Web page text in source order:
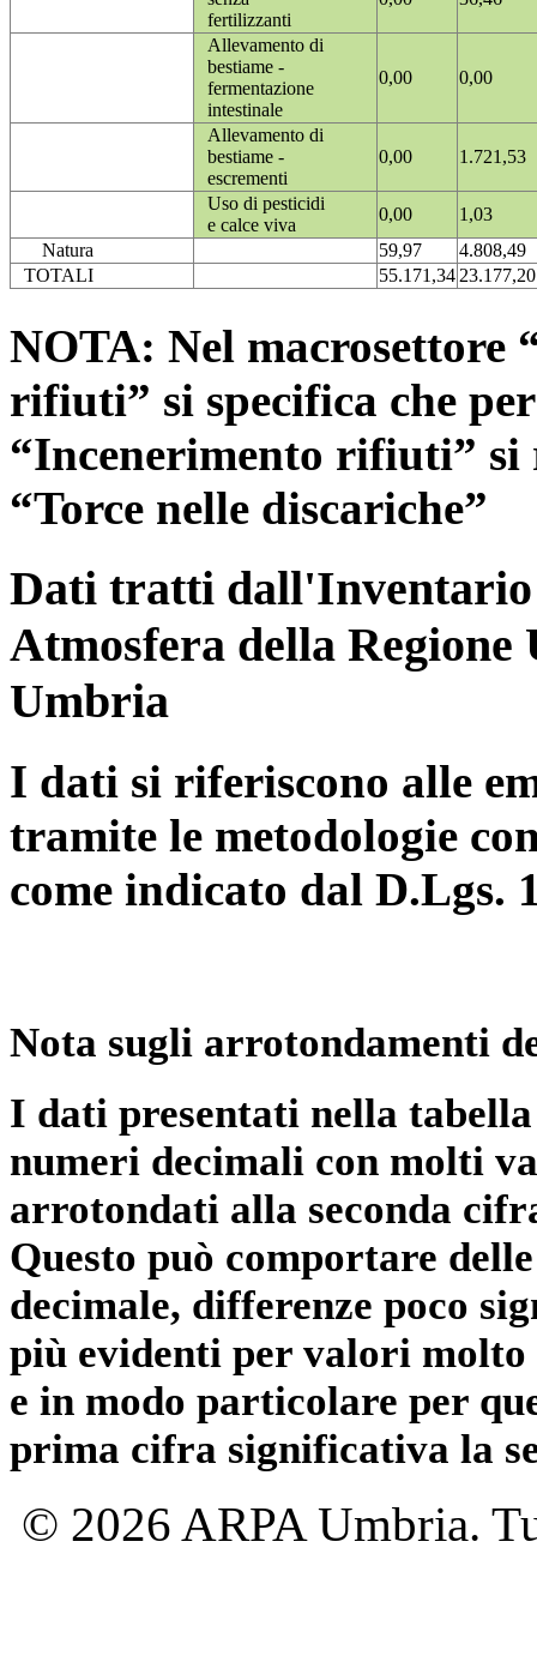
fertilizzanti
Allevamento di
bestiame -
fermentazione
intestinale
0,00 0,00
Allevamento di
bestiame -
escrementi
0,00 1.721,53
Uso di pesticidi
e calce viva
0,00
1,03
Natura
59,97
4.808,49
TOTALI
55.171,3423.177,20
NOTA: Nel macrosettore
rifiuti” si specifica che
“Incenerimento rifiuti”
“Torce nelle discariche”
Dati tratti dall'Inventario
Atmosfera della
Umbria
I dati si riferiscono alle
tramite le metodologie
come indicato dal D.Lgs.
Nota sugli arrotondamenti
I dati presentati nella
numeri decimali con molti
arrotondati alla seconda
Questo può comportare
decimale, differenze poco
più evidenti per valori
e in modo particolare per
prima cifra significativa la
© 2026 ARPA Umbria.